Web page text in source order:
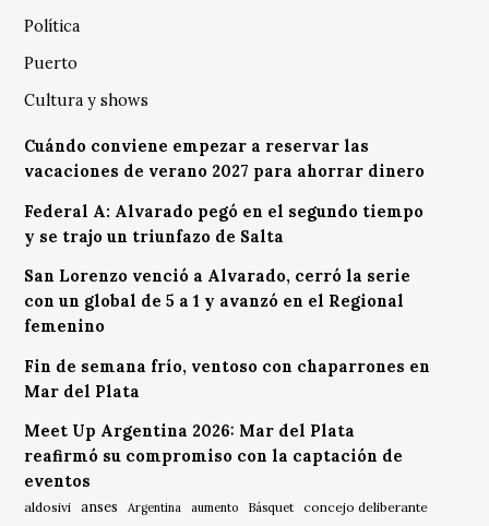
Política
Puerto
Cultura y shows
Cuándo conviene empezar a reservar las
vacaciones de verano 2027 para ahorrar dinero
Federal A: Alvarado pegó en el segundo tiempo
y se trajo un triunfazo de Salta
San Lorenzo venció a Alvarado, cerró la serie
con un global de 5 a 1 y avanzó en el Regional
femenino
Fin de semana frío, ventoso con chaparrones en
Mar del Plata
Meet Up Argentina 2026: Mar del Plata
reafirmó su compromiso con la captación de
eventos
aldosivi anses Argentina aumento Básquet concejo deliberante